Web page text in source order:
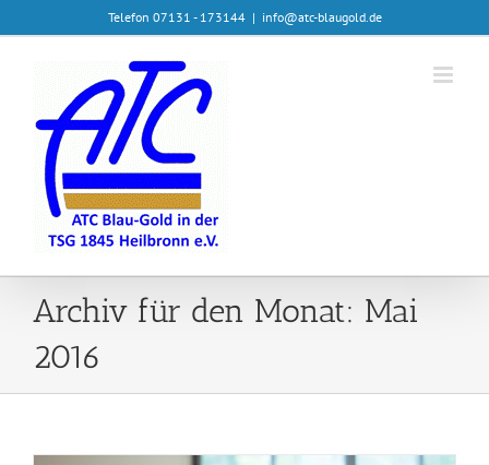
Inhalt
Telefon 07131 - 173144 | info@atc-blaugold.de
Archiv für den Monat: Mai
2016